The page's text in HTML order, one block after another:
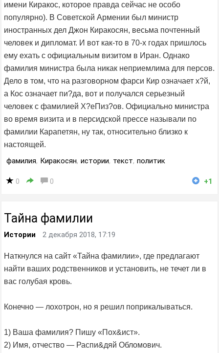
имени Киракос, которое правда сейчас не особо
популярно). В Советской Армении был министр
иностранных дел Джон Киракосян, весьма почтенный
человек и дипломат. И вот как-то в 70-х годах пришлось
ему ехать с официальным визитом в Иран. Однако
фамилия министра была никак неприемлима для персов.
Дело в том, что на разговорном фарси Кир означает х?й,
а Кос означает пи?да, вот и получался серьезный
человек с фамилией Х?еПиз?ов. Официально министра
во время визита и в персидской прессе называли по
фамилии Карапетян, ну так, относительно близко к
настоящей.
фамилия, Киракосян, истории, текст, политик
0 0 +1
Тайна фамилии
Истории 2 декабря 2018, 17:19
Наткнулся на сайт «Тайна фамилии», где предлагают
найти ваших родственников и установить, не течет ли в
вас голубая кровь.
Конечно — лохотрон, но я решил поприкалываться.
1) Ваша фамилия? Пишу «Пох&ист».
2) Имя, отчество — Распи&дяй Обломович.